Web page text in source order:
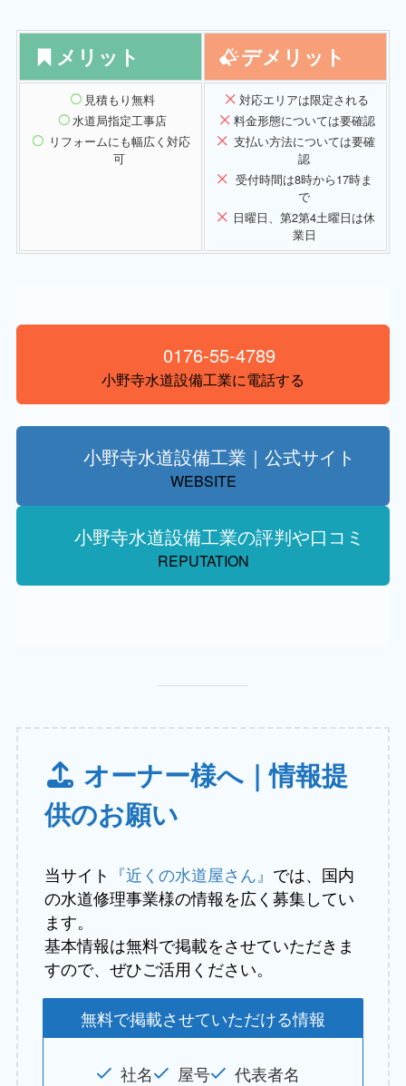
メリット デメリット
見積もり無料
水道局指定工事店
リフォームにも幅広く対応
可
対応エリアは限定される
料金形態については要確認
支払い方法については要確
認
受付時間は8時から17時ま
で
日曜日、第2第4土曜日は休
業日
0176-55-4789
小野寺水道設備工業に電話する
小野寺水道設備工業｜公式サイト
WEBSITE
小野寺水道設備工業の評判や口コミ
REPUTATION
オーナー様へ｜情報提
供のお願い
当サイト 『近くの水道屋さん』 では、国内
の水道修理事業様の情報を広く募集してい
ます。
基本情報は無料で掲載をさせていただきま
すので、ぜひご活用ください。
無料で掲載させていただける情報
社名 屋号
代表者名